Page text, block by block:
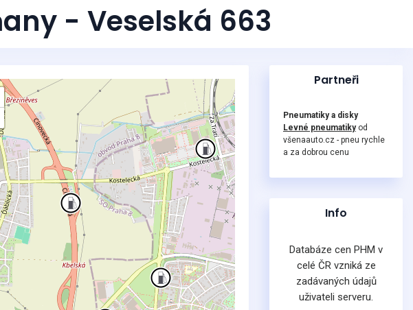
- Veselská 663
Partneři
Pneumatiky a disky
Levné pneumatikyod
všenaauto.cz - pneu rychle
a za dobrou cenu
Info
Databáze cen PHM v
celé ČR vzniká ze
zadávaných údajů
uživateli serveru.